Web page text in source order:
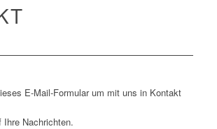
E-Mail-Formular um mit uns in Kontakt
Ihre Nachrichten.